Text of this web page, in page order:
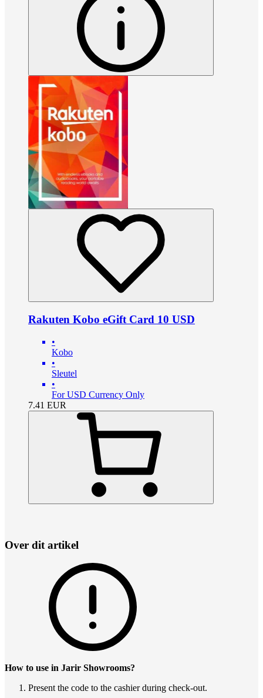
Rakuten Kobo eGift Card 10 USD
•
Kobo
•
Sleutel
•
For USD Currency Only
7.41 EUR
Over dit artikel
How to use in Jarir Showrooms?
Present the code to the cashier during check-out.